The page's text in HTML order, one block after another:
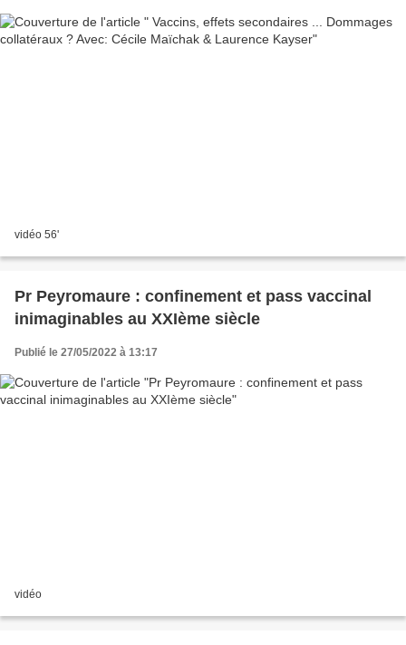
vidéo 56'
Pr Peyromaure : confinement et pass vaccinal
inimaginables au XXIème siècle
Publié le 27/05/2022 à 13:17
vidéo